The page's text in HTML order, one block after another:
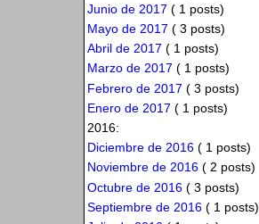
Junio de 2017 ( 1 posts)
Mayo de 2017 ( 3 posts)
Abril de 2017 ( 1 posts)
Marzo de 2017 ( 1 posts)
Febrero de 2017 ( 3 posts)
Enero de 2017 ( 1 posts)
2016:
Diciembre de 2016( 1 posts)
Noviembre de 2016( 2 posts)
Octubre de 2016( 3 posts)
Septiembre de 2016( 1 posts)